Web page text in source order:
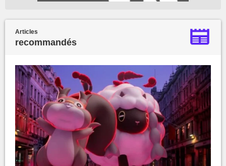
Articles
recommandés